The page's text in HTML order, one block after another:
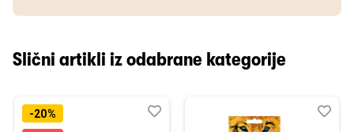
Slični artikli iz odabrane kategorije
-20%
Dodaj
Uporedi